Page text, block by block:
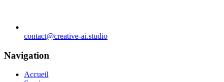
contact@creative-ai.studio
Navigation
Accueil